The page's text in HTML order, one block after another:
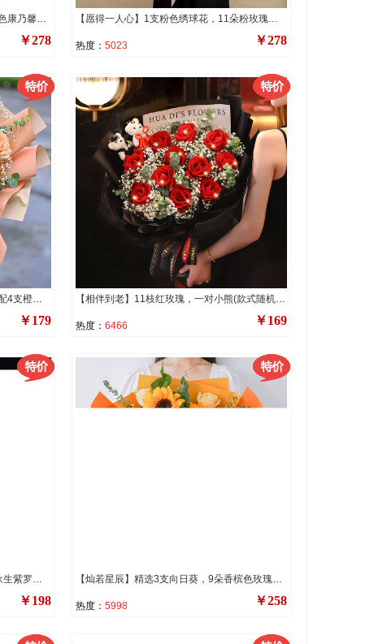
【阳光使者】9支向日葵礼盒，3支红色康乃馨，黄莺、红豆点缀。
￥278
【愿得一人心】1支粉色绣球花，11朵粉玫瑰，搭配3支洋桔梗，石竹梅，尤加利叶装饰。
热度： 5023 ￥278
【一路有你】11支精品香槟玫瑰，搭配4支橙色多头小玫瑰，满天星，尤加利叶装饰。
￥179
【相伴到老】11枝红玫瑰，一对小熊(款式随机)，一条灯串，搭配白色满天星，尤加利叶。
热度： 6466 ￥169
【无微不至】13朵粉色康乃馨，5朵永生紫罗兰（或洋桔梗），搭配九星叶或者尤加利叶装饰。
￥198
【灿若星辰】精选3支向日葵，9朵香槟色玫瑰，5支多头橙色小玫瑰（断货则用同数量洋桔梗替代），搭配小雏菊，尤加利叶装饰。
热度： 5998 ￥258